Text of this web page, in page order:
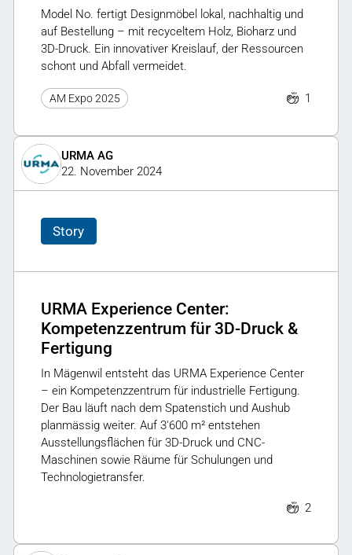
Model No. fertigt Designmöbel lokal, nachhaltig und
auf Bestellung – mit recyceltem Holz, Bioharz und
3D-Druck. Ein innovativer Kreislauf, der Ressourcen
schont und Abfall vermeidet.
AM Expo 2025 1
URMA AG
22. November 2024
Story
URMA Experience Center:
Kompetenzzentrum für 3D-Druck &
Fertigung
In Mägenwil entsteht das URMA Experience Center
– ein Kompetenzzentrum für industrielle Fertigung.
Der Bau läuft nach dem Spatenstich und Aushub
planmässig weiter. Auf 3'600 m² entstehen
Ausstellungsflächen für 3D-Druck und CNC-
Maschinen sowie Räume für Schulungen und
Technologietransfer.
2